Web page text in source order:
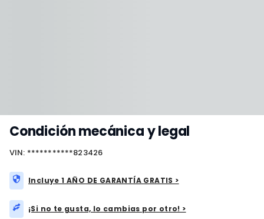
Condición mecánica y legal
VIN: ***********823426
Incluye 1 AÑO DE GARANTÍA GRATIS >
¡Si no te gusta, lo cambias por otro! >